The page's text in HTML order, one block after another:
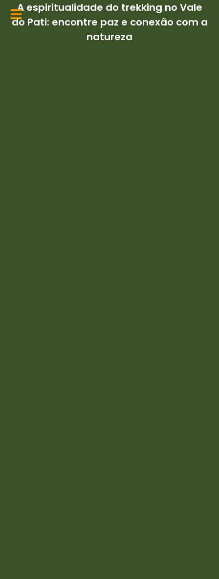
para
A espiritualidade do trekking no Vale
do Pati: encontre paz e conexão com a
natureza